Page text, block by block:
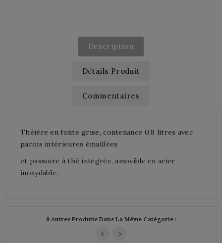
Description
Détails Produit
Commentaires
Théière en fonte grise, contenance 0.8 litres avec
parois intérieures émaillées
et passoire à thé intégrée, amovible en acier
inoxydable.
9 Autres Produits Dans La Même Catégorie :